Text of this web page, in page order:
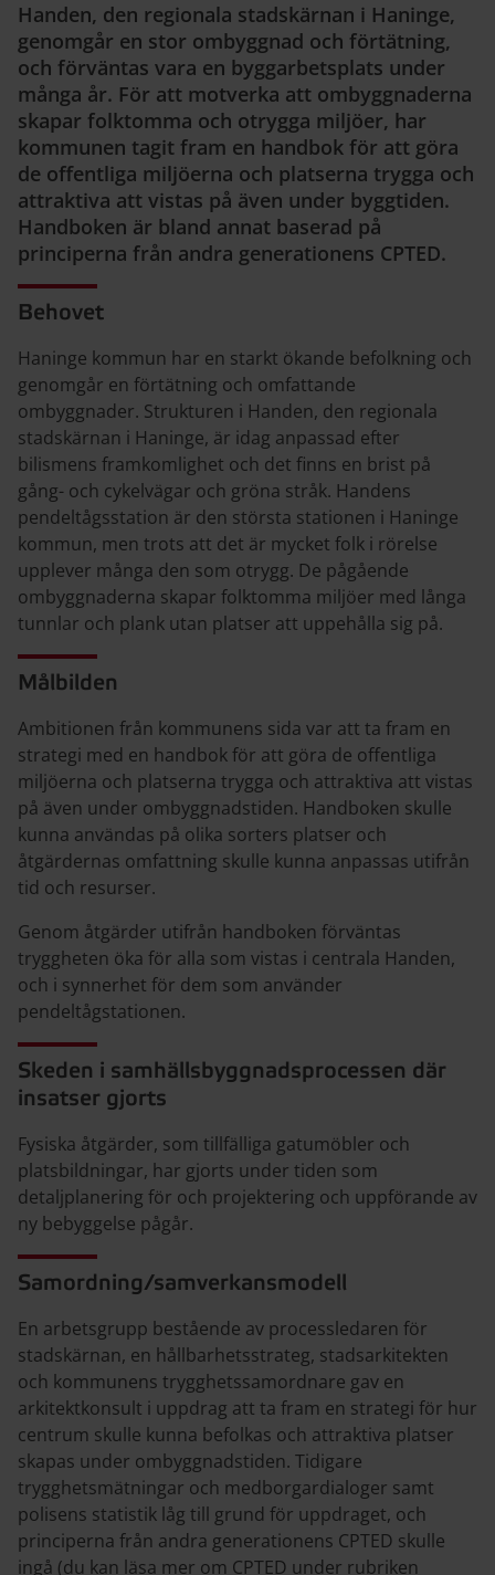
Handen, den regionala stadskärnan i Haninge,
genomgår en stor ombyggnad och förtätning,
och förväntas vara en byggarbetsplats under
många år. För att motverka att ombyggnaderna
skapar folktomma och otrygga miljöer, har
kommunen tagit fram en handbok för att göra
de offentliga miljöerna och platserna trygga och
attraktiva att vistas på även under byggtiden.
Handboken är bland annat baserad på
principerna från andra generationens CPTED.
Behovet
Haninge kommun har en starkt ökande befolkning och
genomgår en förtätning och omfattande
ombyggnader. Strukturen i Handen, den regionala
stadskärnan i Haninge, är idag anpassad efter
bilismens framkomlighet och det finns en brist på
gång- och cykelvägar och gröna stråk. Handens
pendeltågsstation är den största stationen i Haninge
kommun, men trots att det är mycket folk i rörelse
upplever många den som otrygg. De pågående
ombyggnaderna skapar folktomma miljöer med långa
tunnlar och plank utan platser att uppehålla sig på.
Målbilden
Ambitionen från kommunens sida var att ta fram en
strategi med en handbok för att göra de offentliga
miljöerna och platserna trygga och attraktiva att vistas
på även under ombyggnadstiden. Handboken skulle
kunna användas på olika sorters platser och
åtgärdernas omfattning skulle kunna anpassas utifrån
tid och resurser.
Genom åtgärder utifrån handboken förväntas
tryggheten öka för alla som vistas i centrala Handen,
och i synnerhet för dem som använder
pendeltågstationen.
Skeden i samhällsbyggnadsprocessen där
insatser gjorts
Fysiska åtgärder, som tillfälliga gatumöbler och
platsbildningar, har gjorts under tiden som
detaljplanering för och projektering och uppförande av
ny bebyggelse pågår.
Samordning/samverkansmodell
En arbetsgrupp bestående av processledaren för
stadskärnan, en hållbarhetsstrateg, stadsarkitekten
och kommunens trygghetssamordnare gav en
arkitektkonsult i uppdrag att ta fram en strategi för hur
centrum skulle kunna befolkas och attraktiva platser
skapas under ombyggnadstiden. Tidigare
trygghetsmätningar och medborgardialoger samt
polisens statistik låg till grund för uppdraget, och
principerna från andra generationens CPTED skulle
ingå (du kan läsa mer om CPTED under rubriken